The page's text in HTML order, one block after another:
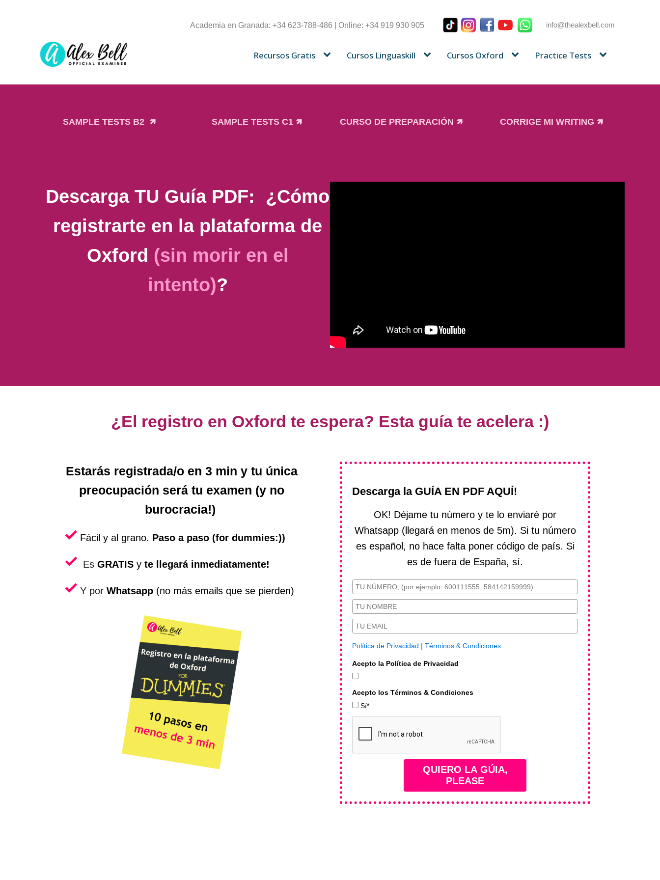
Academia en Granada: +34 623-788-486 | Online: +34 919 930 905 info@thealexbell.com
Recursos Gratis Cursos Linguaskill Cursos Oxford Practice Tests
SAMPLE TESTS B2 🡽 SAMPLE TESTS C1 🡽 CURSO DE PREPARACIÓN 🡽 CORRIGE MI WRITING 🡽
Descarga TU Guía PDF: ¿Cómo
registrarte en la plataforma de
Oxford (sin morir en el
intento)?
¿El registro en Oxford te espera? Esta guía te acelera :)
Estarás registrada/o en 3 min y tu única
preocupación será tu examen (y no
burocracia!)
Fácil y al grano. Paso a paso (for dummies:))
Es GRATIS y te llegará inmediatamente!
Y por Whatsapp (no más emails que se pierden)
Descarga la GUÍA EN PDF AQUÍ!
OK! Déjame tu número y te lo enviaré por
Whatsapp (llegará en menos de 5m). Si tu número
es español, no hace falta poner código de país. Si
es de fuera de España, sí.
Política de Privacidad | Términos & Condiciones
Acepto la Política de Privacidad
Acepto los Términos & Condiciones
Sí*
QUIERO LA GÚIA,
PLEASE